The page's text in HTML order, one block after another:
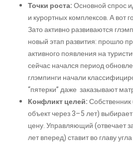
Точки роста:Основной спрос
и курортных комплексов. А вот
Зато активно развиваются
новый этап развития: прошло
активного появления на
сейчас начался период
глэмпинги начали
“пятерки” даже заказывают
Конфликт целей:
объект через 3–5 лет)
цену. Управляющий (отвечает
лет вперед) ставит во главу